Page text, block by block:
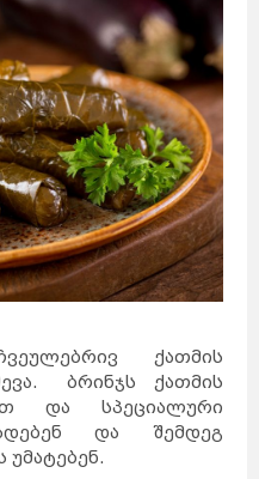
ქათმის
ბრინჯს ქათმის
და სპეციალური
და შემდეგ